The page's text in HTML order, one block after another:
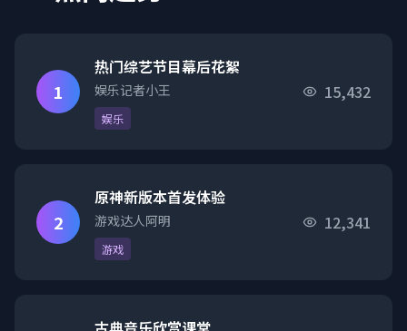
1
热门综艺节目幕后花絮
娱乐记者小王
娱乐
15,432
2
原神新版本首发体验
游戏达人阿明
游戏
12,341